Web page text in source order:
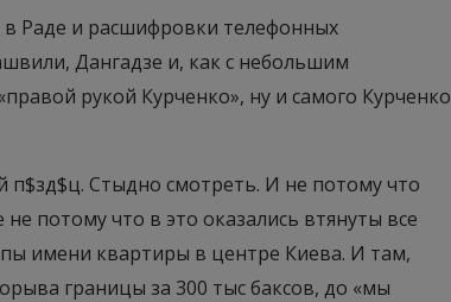
Раде и расшифровки телефонных
Дангадзе и, как с небольшим
рукой Курченко», ну и самого Курченко
Стыдно смотреть. И не потому что
потому что в это оказались втянуты все
имени квартиры в центре Киева. И там,
границы за 300 тыс баксов, до «мы